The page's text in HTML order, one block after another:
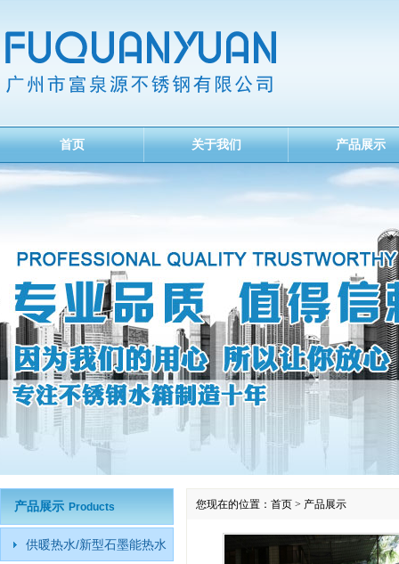
首页 关于我们 产品展示
您现在的位置： 首页 > 产品展示
产品展示 Products
供暖热水/新型石墨能热水